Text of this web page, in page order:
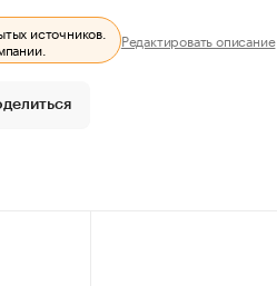
источников. Редактировать описание